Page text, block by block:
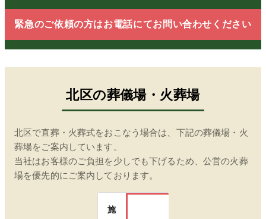
緊急のご依頼の方はお電話にてお問い合わせください
北区の葬儀場・火葬場
北区で直葬・火葬式をおこなう場合は、下記の葬儀場・火
葬場をご案内しています。
当社はお客様のご負担を少しでも下げるため、公営の火葬
場を優先的にご案内しております。
施